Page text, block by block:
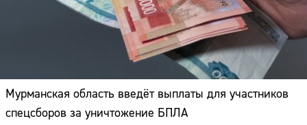
Мурманская область введёт выплаты для участников
спецсборов за уничтожение БПЛА